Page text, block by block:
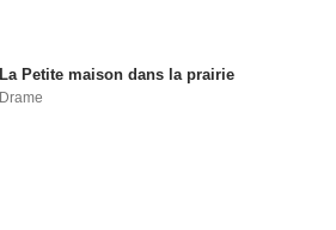
La Petite maison dans la prairie
Drame